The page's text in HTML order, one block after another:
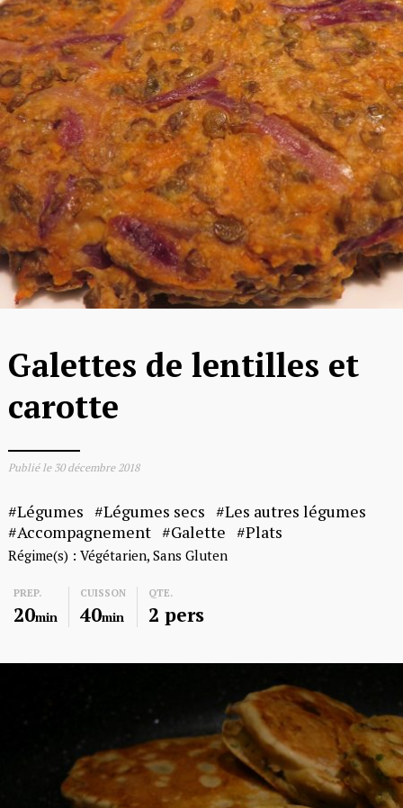
Galettes de lentilles et
carotte
Publié le 30 décembre 2018
Légumes Légumes secs
Les autres légumes
Accompagnement
Galette Plats
Régime(s) : Végétarien Sans Gluten
PREP.
20min
CUISSON
40min
QTE.
2 pers